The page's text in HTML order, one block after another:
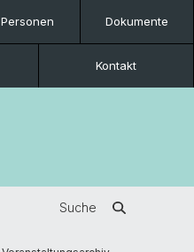
Personen Dokumente
Kontakt
Suche